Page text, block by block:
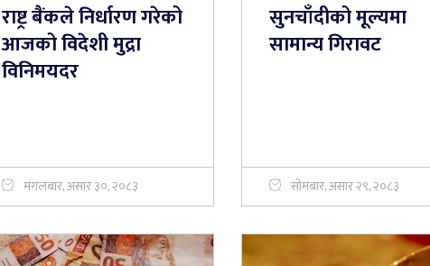
राष्ट्र बैंकले निर्धारण गरेको
आजको विदेशी मुद्रा
विनिमयदर
मंगलबार, असार ३०, २०८३
सुनचाँदीको मूल्यमा
सामान्य गिरावट
सोमबार, असार २९, २०८३